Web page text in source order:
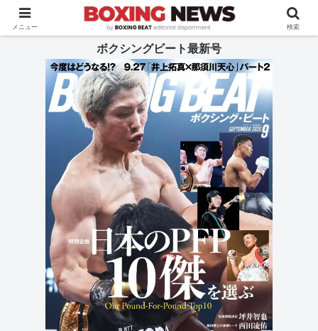
BOXING BEAT [ボクシング・ビート] 公式サイト
ボクシングビート最新号
メニュー 検索